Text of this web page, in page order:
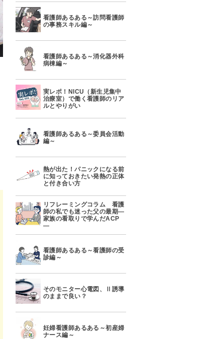
看護師あるある～訪問看護師
の事務スキル編～
看護師あるある～消化器外科
病棟編～
実レポ！NICU（新生児集中
治療室）で働く看護師のリア
ルとやりがい
看護師あるある～委員会活動
編～
熱が出た！パニックになる前
に知っておきたい発熱の正体
と付き合い方
リフレーミングコラム 看護
師の私でも迷った父の最期―
家族の看取りで学んだACP
―
看護師あるある～看護師の受
診編～
そのモニター心電図、Ⅱ誘導
のままで良い？
妊婦看護師あるある～初産婦
ナース編～